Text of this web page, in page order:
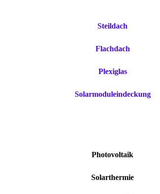
Steildach
Flachdach
Plexiglas
Solarmoduleindeckung
Photovoltaik
Solarthermie